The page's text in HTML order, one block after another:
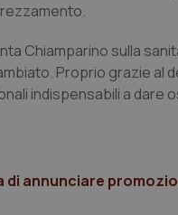
Chiamparino sulla
Proprio grazie al
indispensabili a dare
di annunciare